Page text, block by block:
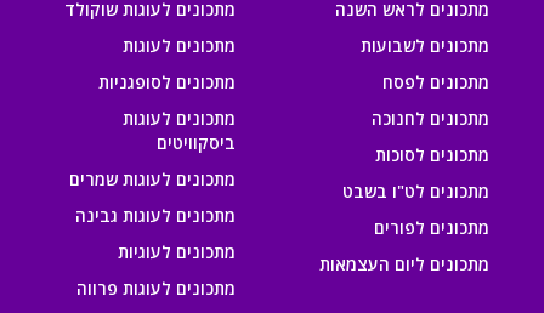
מתכונים לראש השנה
מתכונים לשבועות
מתכונים לפסח
מתכונים לחנוכה
מתכונים לסוכות
מתכונים לט"ו בשבט
מתכונים לפורים
מתכונים ליום העצמאות
מתכונים לעוגות שוקולד
מתכונים לעוגות
מתכונים לסופגניות
מתכונים לעוגות
ביסקוויטים
מתכונים לעוגות שמרים
מתכונים לעוגות גבינה
מתכונים לעוגיות
מתכונים לעוגות פרווה